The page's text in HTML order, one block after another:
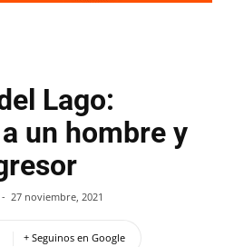
Lago:
un hombre y
- 27 noviembre, 2021
+ Seguinos en Google